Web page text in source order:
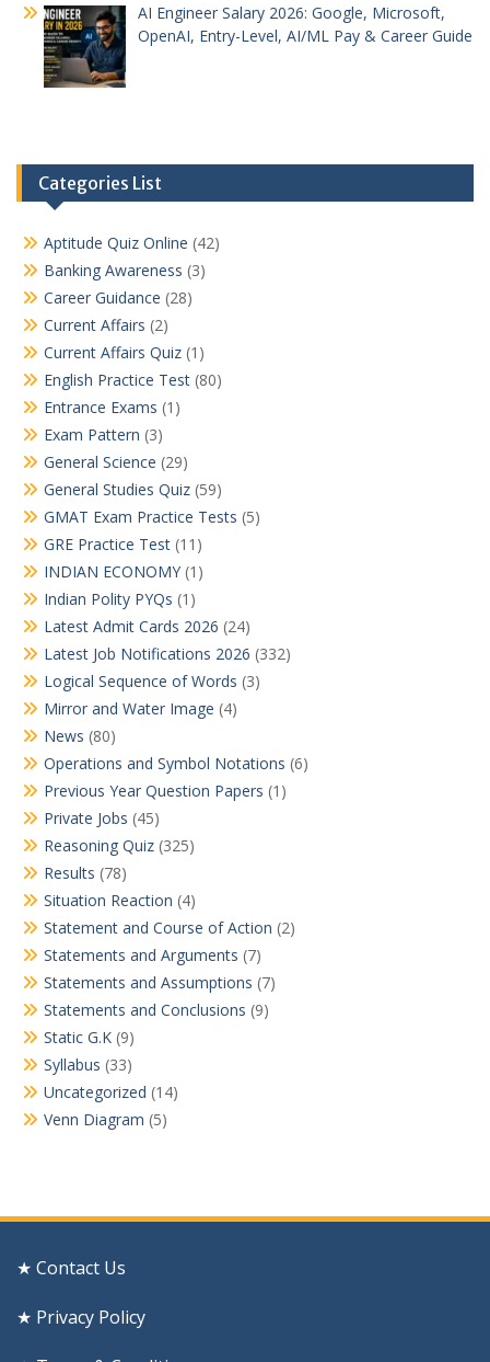
AI Engineer Salary 2026: Google, Microsoft,
OpenAI, Entry-Level, AI/ML Pay & Career Guide
Categories List
Aptitude Quiz Online (42)
Banking Awareness (3)
Career Guidance (28)
Current Affairs (2)
Current Affairs Quiz (1)
English Practice Test (80)
Entrance Exams (1)
Exam Pattern (3)
General Science (29)
General Studies Quiz (59)
GMAT Exam Practice Tests (5)
GRE Practice Test (11)
INDIAN ECONOMY (1)
Indian Polity PYQs (1)
Latest Admit Cards 2026 (24)
Latest Job Notifications 2026 (332)
Logical Sequence of Words (3)
Mirror and Water Image (4)
News (80)
Operations and Symbol Notations (6)
Previous Year Question Papers (1)
Private Jobs (45)
Reasoning Quiz (325)
Results (78)
Situation Reaction (4)
Statement and Course of Action (2)
Statements and Arguments (7)
Statements and Assumptions (7)
Statements and Conclusions (9)
Static G.K (9)
Syllabus (33)
Uncategorized (14)
Venn Diagram (5)
★ Contact Us
★ Privacy Policy